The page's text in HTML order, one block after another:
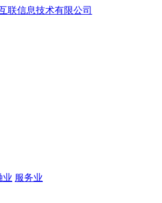
业 服务业